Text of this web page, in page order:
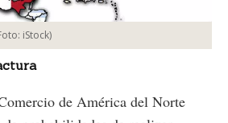
iStock)
de América del Norte